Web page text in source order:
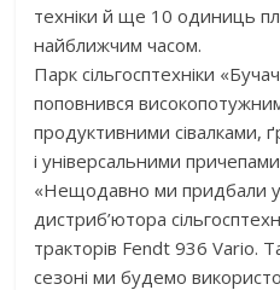
техніки й ще 10 одиниць
найближчим часом.
Парк сільгосптехніки
поповнився
продуктивними сівалками,
і універсальними
«Нещодавно ми придбали у
дистриб’ютора
тракторів Fendt 936 Vario.
сезоні ми будемо